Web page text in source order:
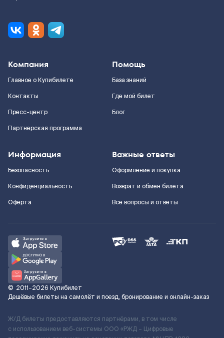
Компания
Главное о Купибилете
Контакты
Пресс-центр
Партнерская программа
Помощь
База знаний
Где мой билет
Блог
Информация
Безопасность
Конфиденциальность
Оферта
Важные ответы
Оформление и покупка
Возврат и обмен билета
Все вопросы и ответы
© 2011–2026 Купибилет
Дешёвые билеты на самолёт и поезд, бронирование и онлайн-заказ
Ж/Д билеты предоставляются партнёрами, в том числе
с использованием веб-системы ООО «РЖД – Цифровые